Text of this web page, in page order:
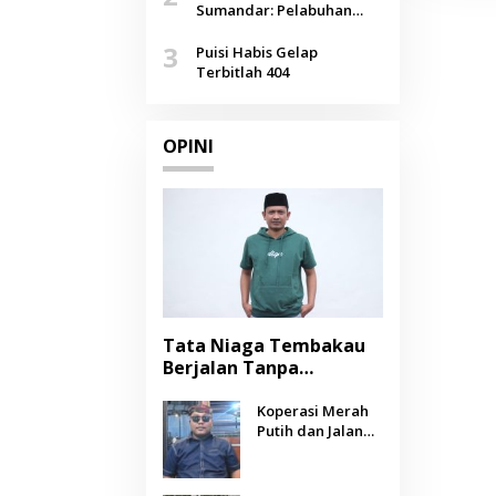
Agustus
Sumandar: Pelabuhan
Selendang Benang Merah
Lombang
3
Puisi Habis Gelap
Terbitlah 404
OPINI
Tata Niaga Tembakau
Berjalan Tanpa
Negara Berpihak
kepada Petani?
Koperasi Merah
Putih dan Jalan